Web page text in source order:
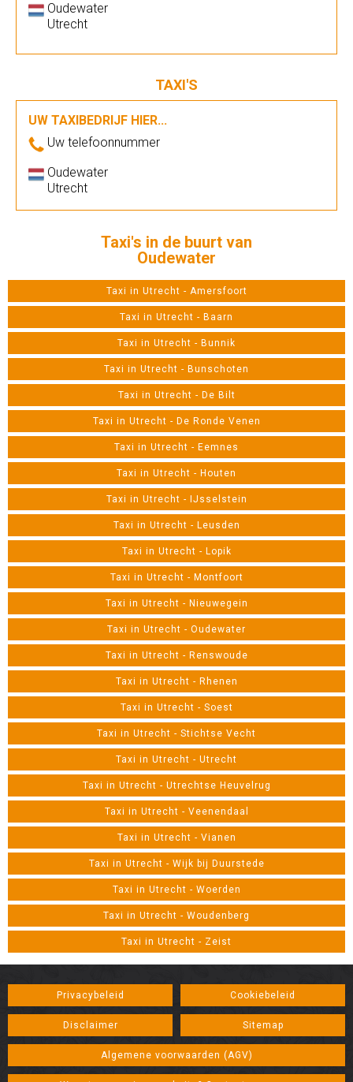
Oudewater
Utrecht
TAXI'S
UW TAXIBEDRIJF HIER...
Uw telefoonnummer
Oudewater
Utrecht
Taxi's in de buurt van
Oudewater
Taxi in Utrecht - Amersfoort
Taxi in Utrecht - Baarn
Taxi in Utrecht - Bunnik
Taxi in Utrecht - Bunschoten
Taxi in Utrecht - De Bilt
Taxi in Utrecht - De Ronde Venen
Taxi in Utrecht - Eemnes
Taxi in Utrecht - Houten
Taxi in Utrecht - IJsselstein
Taxi in Utrecht - Leusden
Taxi in Utrecht - Lopik
Taxi in Utrecht - Montfoort
Taxi in Utrecht - Nieuwegein
Taxi in Utrecht - Oudewater
Taxi in Utrecht - Renswoude
Taxi in Utrecht - Rhenen
Taxi in Utrecht - Soest
Taxi in Utrecht - Stichtse Vecht
Taxi in Utrecht - Utrecht
Taxi in Utrecht - Utrechtse Heuvelrug
Taxi in Utrecht - Veenendaal
Taxi in Utrecht - Vianen
Taxi in Utrecht - Wijk bij Duurstede
Taxi in Utrecht - Woerden
Taxi in Utrecht - Woudenberg
Taxi in Utrecht - Zeist
Privacybeleid Cookiebeleid
Disclaimer Sitemap
Algemene voorwaarden (AGV)